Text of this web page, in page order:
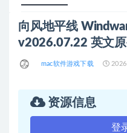
向风地平线
v2026.07.22 英文
mac软件游戏下载
资源信息
登